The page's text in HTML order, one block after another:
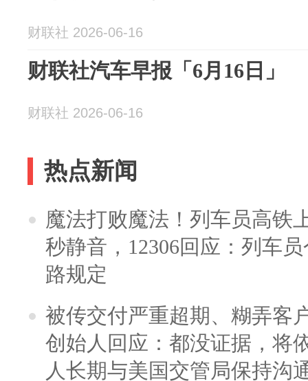
财联社 2026-06-16
财联社汽车早报「6月16日」
财联社 2026-06-16
热点新闻
魔法打败魔法！列车员高铁
秒静音，12306回应：列车
路规定
被传交付严重超期、糊弄客
创始人回应：都没证据，将
人长期与美国交管局保持沟